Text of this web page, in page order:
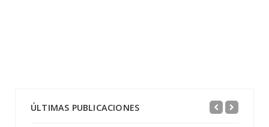
ÚLTIMAS PUBLICACIONES